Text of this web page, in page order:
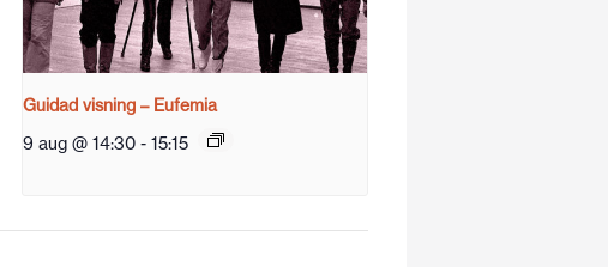
Guidad visning – Eufemia
9 aug @ 14:30 - 15:15